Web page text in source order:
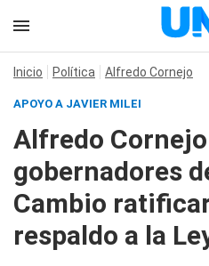
Inicio Política Alfredo Cornejo
APOYO A JAVIER MILEI
Alfredo
gobernadores
Cambio
respaldo a la